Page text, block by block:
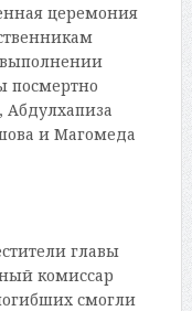
церемония
посмертно
и Магомеда
главы
комиссар
смогли